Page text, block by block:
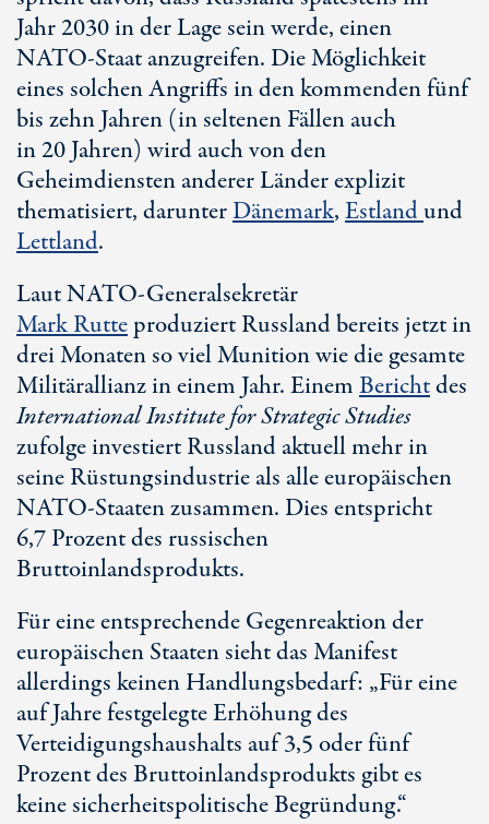
Jahr 2030 in der Lage sein werde, einen
NATO-Staatanzugreifen. Die Möglichkeit
eines solchen Angriffs in den kommenden fünf
bis zehn Jahren (in seltenen Fällen auch
in20 Jahren) wird auch von den
Geheimdiensten anderer Länder explizit
thematisiert, darunterDänemark,Estlandund
Lettland.
Laut NATO-Generalsekretär
Mark Rutteproduziert Russland bereits jetzt in
drei Monaten so viel Munition wie die gesamte
Militärallianz in einem Jahr. EinemBerichtdes
International Institute for Strategic Studies
zufolge investiert Russland aktuell mehr in
seine Rüstungsindustrie als alle europäischen
NATO-Staaten zusammen. Dies entspricht
6,7 Prozentdes russischen
Bruttoinlandsprodukts.
Für eine entsprechende Gegenreaktion der
europäischen Staaten sieht das Manifest
allerdings keinen Handlungsbedarf: „Für eine
auf Jahre festgelegte Erhöhung des
Verteidigungshaushalts auf 3,5 oder fünf
Prozent des Bruttoinlandsprodukts gibt es
keine sicherheitspolitische Begründung.“